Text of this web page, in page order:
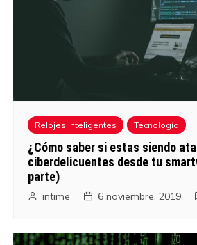
Relojes Inteligentes Tecnología
¿Cómo saber si estas siendo
ciberdelicuentes desde tu
parte)
intime 6 noviembre, 2019